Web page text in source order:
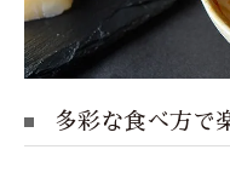
多彩な食べ方で